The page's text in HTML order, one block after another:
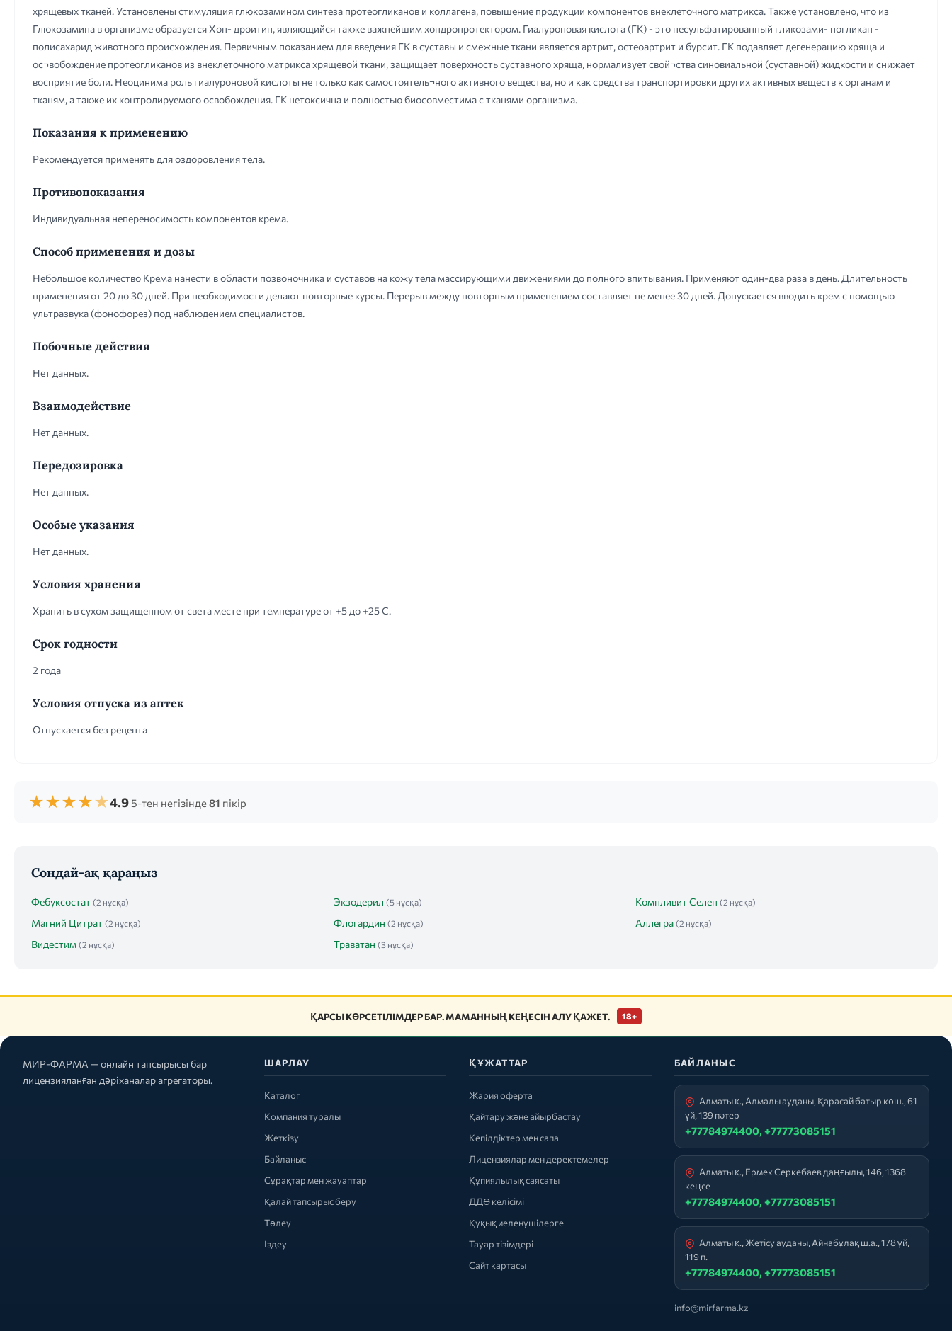
хрящевых тканей. Установлены стимуляция глюкозамином синтеза протеогликанов и коллагена, повышение продукции компонентов внеклеточного матрикса. Также установлено, что из
Глюкозамина в организме образуется Хон- дроитин, являющийся также важнейшим хондропротектором. Гиалуроновая кислота (ГК) - это несульфатированный гликозами- ногликан -
полисахарид животного происхождения. Первичным показанием для введения ГК в суставы и смежные ткани является артрит, остеоартрит и бурсит. ГК подавляет дегенерацию хряща и
ос¬вобождение протеогликанов из внеклеточного матрикса хрящевой ткани, защищает поверхность суставного хряща, нормализует свой¬ства синовиальной (суставной) жидкости и снижает
восприятие боли. Неоцинима роль гиалуроновой кислоты не только как самостоятель¬ного активного вещества, но и как средства транспортировки других активных веществ к органам и
тканям, а также их контролируемого освобождения. ГК нетоксична и полностью биосовместима с тканями организма.
Показания к применению
Рекомендуется применять для оздоровления тела.
Противопоказания
Индивидуальная непереносимость компонентов крема.
Способ применения и дозы
Небольшое количество Крема нанести в области позвоночника и суставов на кожу тела массирующими движениями до полного впитывания. Применяют один-два раза в день. Длительность
применения от 20 до 30 дней. При необходимости делают повторные курсы. Перерыв между повторным применением составляет не менее 30 дней. Допускается вводить крем с помощью
ультразвука (фонофорез) под наблюдением специалистов.
Побочные действия
Нет данных.
Взаимодействие
Нет данных.
Передозировка
Нет данных.
Особые указания
Нет данных.
Условия хранения
Хранить в сухом защищенном от света месте при температуре от +5 до +25 С.
Срок годности
2 года
Условия отпуска из аптек
Отпускается без рецепта
★★★★★4.95-тен негізінде81 пікір
Сондай-ақ қараңыз
Фебуксостат (2 нұсқа) Экзодерил (5 нұсқа) Компливит Селен (2 нұсқа)
Магний Цитрат (2 нұсқа) Флогардин (2 нұсқа) Аллегра (2 нұсқа)
Видестим (2 нұсқа) Траватан (3 нұсқа)
ҚАРСЫ КӨРСЕТІЛІМДЕР БАР. МАМАННЫҢ КЕҢЕСІН АЛУ ҚАЖЕТ. 18+
МИР-ФАРМА — онлайн тапсырысы бар
лицензияланған дәріханалар агрегаторы.
ШАРЛАУ
Каталог
Компания туралы
Жеткізу
Байланыс
Сұрақтар мен жауаптар
Қалай тапсырыс беру
Төлеу
Іздеу
ҚҰЖАТТАР
Жария оферта
Қайтару және айырбастау
Кепілдіктер мен сапа
Лицензиялар мен деректемелер
Құпиялылық саясаты
ДДӨ келісімі
Құқық иеленушілерге
Тауар тізімдері
Сайт картасы
БАЙЛАНЫС
Алматы қ., Алмалы ауданы, Қарасай батыр көш., 61
үй, 139 пәтер
+77784974400, +77773085151
Алматы қ., Ермек Серкебаев даңғылы, 146, 1368
кеңсе
+77784974400, +77773085151
Алматы қ., Жетісу ауданы, Айнабұлақ ш.а., 178 үй,
119 п.
+77784974400, +77773085151
info@mirfarma.kz